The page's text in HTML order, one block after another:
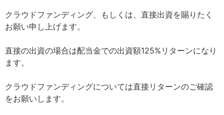
クラウドファンディング、もしくは、直接出資を賜りたく
お願い申し上げます。
直接の出資の場合は配当金での出資額125%リターンになり
ます。
クラウドファンディングについては直接リターンのご確認
をお願いします。